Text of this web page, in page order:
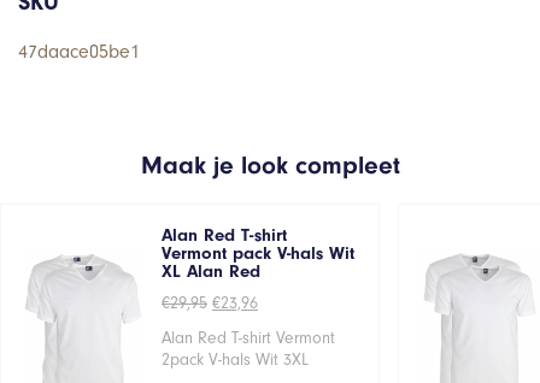
47daace05be1
Maak je look compleet
Alan Red T-shirt
Vermont pack V-hals Wit
XL Alan Red
€29,95 Oorspronkelijke
was:
€29,95.
€23,96Huidige
is:
€23,96.
Alan Red T-shirt Vermont
2pack V-hals Wit 3XL